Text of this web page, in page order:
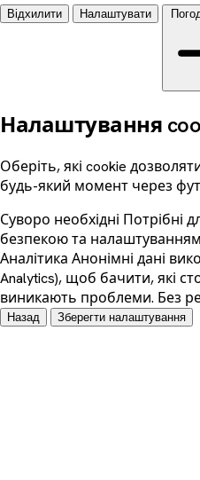
Відхилити Налаштувати
Налаштування
Оберіть, які cookie
будь-який момент через
Суворо необхідні Потрібні
безпекою та
Аналітика Анонімні дані
Analytics), щоб бачити, які
виникають проблеми. Без
Назад Зберегти налаштування